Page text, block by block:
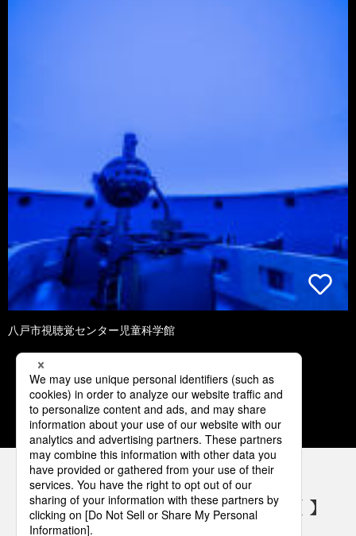
八戸市視聴覚センター児童科学館
1 2 3 4 5
パナソニックの電気設備 SNSアカウント